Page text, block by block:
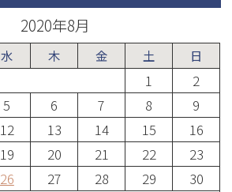
2020年8月
水 木 金 土 日
1
2
5 6 7 8
9
12 13 14 15
16
19 20 21 22
23
26 27 28 29
30